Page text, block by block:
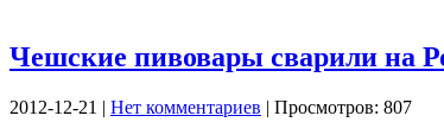
Чешские пивовары сварили на
2012-12-21 | Нет комментариев | Просмотров: 807